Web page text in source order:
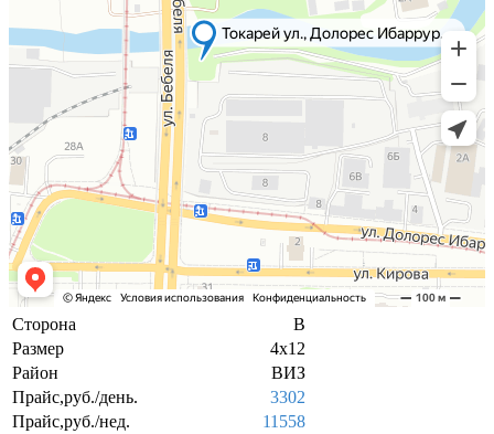
Сторона
В
Размер
4х12
Район
ВИЗ
Прайс,руб./день.
3302
Прайс,руб./нед.
11558